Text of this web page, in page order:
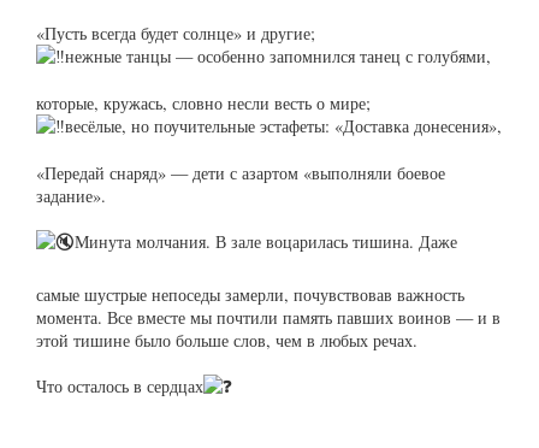
«Пусть всегда будет солнце» и другие;
нежные танцы — особенно запомнился танец с голубями,
которые, кружась, словно несли весть о мире;
весёлые, но поучительные эстафеты: «Доставка донесения»,
«Передай снаряд» — дети с азартом «выполняли боевое
задание».
Минута молчания. В зале воцарилась тишина. Даже
самые шустрые непоседы замерли, почувствовав важность
момента. Все вместе мы почтили память павших воинов — и в
этой тишине было больше слов, чем в любых речах.
Что осталось в сердцах